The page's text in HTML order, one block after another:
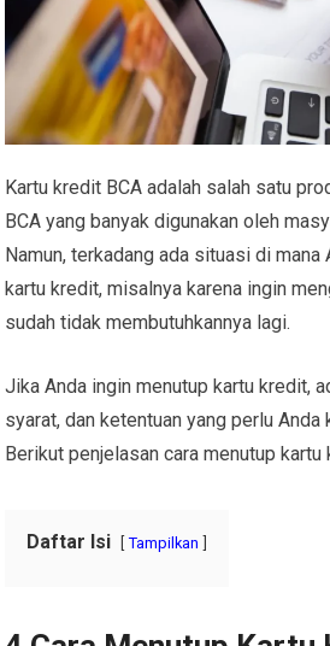
Kartu kredit BCA adalah salah satu
BCA yang banyak digunakan oleh
Namun, terkadang ada situasi di mana
kartu kredit, misalnya karena ingin
sudah tidak membutuhkannya lagi.
Jika Anda ingin menutup kartu kredit,
syarat, dan ketentuan yang perlu Anda
Berikut penjelasan cara menutup kartu
Daftar Isi Tampilkan